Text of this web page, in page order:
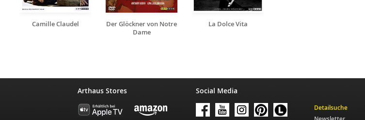
Camille Claudel
Der Glöckner von Notre
Dame
La Dolce Vita
Arthaus Stores Social Media
Detailsuche